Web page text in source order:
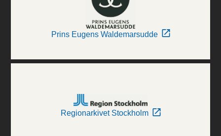
Prins Eugens Waldemarsudde
Regionarkivet Stockholm